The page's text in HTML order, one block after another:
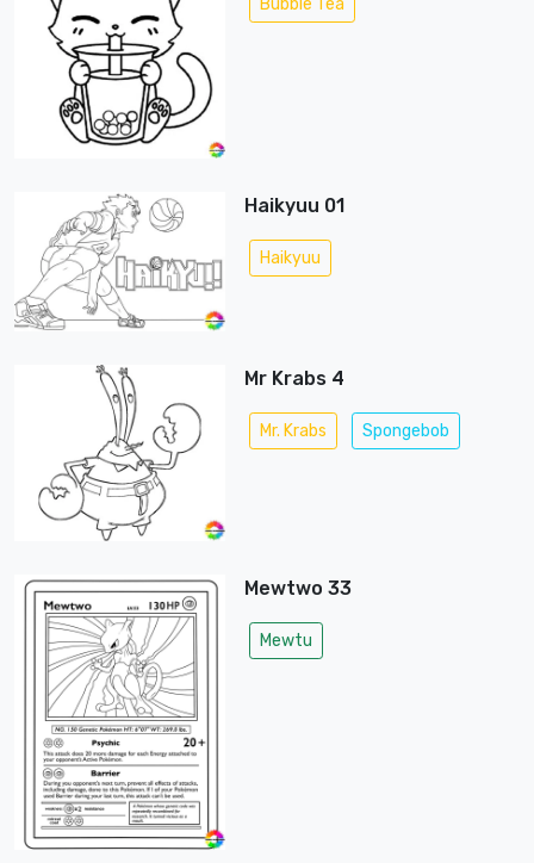
Bubble Tea
Haikyuu 01
Haikyuu
Mr Krabs 4
Mr. Krabs Spongebob
Mewtwo 33
Mewtu